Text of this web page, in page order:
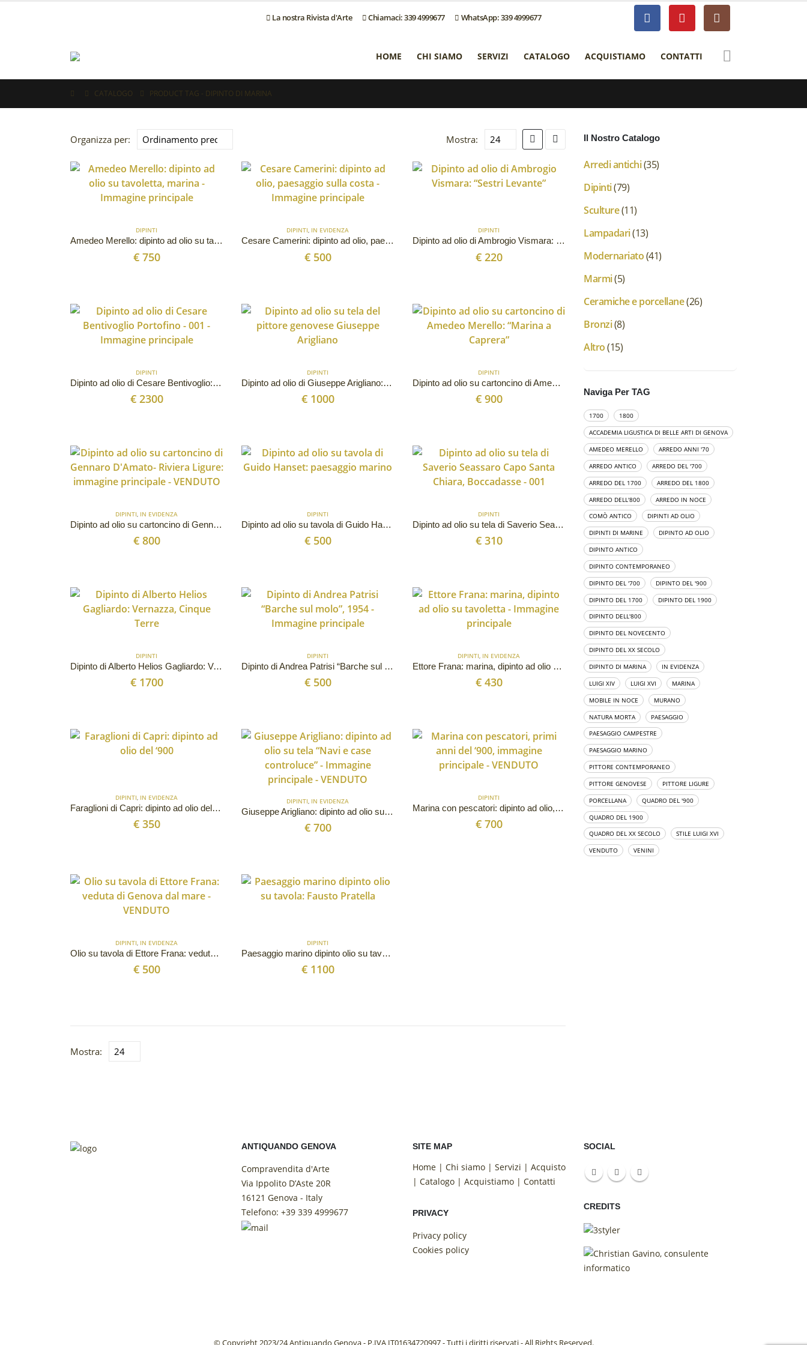
La nostra Rivista d'Arte Chiamaci: 339 4999677 WhatsApp: 339 4999677
HOME CHI SIAMO SERVIZI CATALOGO ACQUISTIAMO CONTATTI
CATALOGO PRODUCT TAG - DIPINTO DI MARINA
Organizza per: Mostra:
DIPINTI
Amedeo Merello: dipinto ad olio su tavoletta, marina
€750
DIPINTI, IN EVIDENZA
Cesare Camerini: dipinto ad olio, paesaggio sulla costa
€500
DIPINTI
Dipinto ad olio di Ambrogio Vismara: “Sestri Levante”
€220
DIPINTI
Dipinto ad olio di Cesare Bentivoglio: “Portofino”
€2300
DIPINTI
Dipinto ad olio di Giuseppe Arigliano: veduta subacquea
€1000
DIPINTI
Dipinto ad olio su cartoncino di Amedeo Merello: “Marina a Caprera”
€900
DIPINTI IN EVIDENZA
Dipinto ad olio su cartoncino di Gennaro D’Amato: Riviera Ligure
€800
DIPINTI
Dipinto ad olio su tavola di Guido Hanset: paesaggio marino
€500
DIPINTI
Dipinto ad olio su tela di Saverio Seassaro: Capo Santa Chiara, Boccadasse
€310
DIPINTI
Dipinto di Alberto Helios Gagliardo: Vernazza, Cinque Terre
€1700
DIPINTI
Dipinto di Andrea Patrisi “Barche sul molo”, 1954
€500
DIPINTI, IN EVIDENZA
Ettore Frana: marina, dipinto ad olio su tavoletta
€430
DIPINTI, IN EVIDENZA
Faraglioni di Capri: dipinto ad olio del ‘900
€350
DIPINTI, IN EVIDENZA
Giuseppe Arigliano: dipinto ad olio su tela “Navi e case controluce”
€700
DIPINTI
Marina con pescatori: dipinto ad olio, primi del ‘900
€700
DIPINTI, IN EVIDENZA
Olio su tavola di Ettore Frana: veduta di Genova dal mare
€500
DIPINTI
Paesaggio marino dipinto olio su tavola: Fausto Pratella
€1100
Mostra:
Il Nostro Catalogo
Arredi antichi(35)
Dipinti(79)
Sculture(11)
Lampadari(13)
Modernariato(41)
Marmi(5)
Ceramiche e porcellane(26)
Bronzi(8)
Altro(15)
Naviga Per TAG
1700
1800
ACCADEMIA LIGUSTICA DI BELLE ARTI DI GENOVA
AMEDEO MERELLO
ARREDO ANNI '70
ARREDO ANTICO
ARREDO DEL '700
ARREDO DEL 1700
ARREDO DEL 1800
ARREDO DELL'800
ARREDO IN NOCE
COMÒ ANTICO
DIPINTI AD OLIO
DIPINTI DI MARINE
DIPINTO AD OLIO
DIPINTO ANTICO
DIPINTO CONTEMPORANEO
DIPINTO DEL '700
DIPINTO DEL '900
DIPINTO DEL 1700
DIPINTO DEL 1900
DIPINTO DELL'800
DIPINTO DEL NOVECENTO
DIPINTO DEL XX SECOLO
DIPINTO DI MARINA
IN EVIDENZA
LUIGI XIV
LUIGI XVI
MARINA
MOBILE IN NOCE
MURANO
NATURA MORTA
PAESAGGIO
PAESAGGIO CAMPESTRE
PAESAGGIO MARINO
PITTORE CONTEMPORANEO
PITTORE GENOVESE
PITTORE LIGURE
PORCELLANA
QUADRO DEL '900
QUADRO DEL 1900
QUADRO DEL XX SECOLO
STILE LUIGI XVI
VENDUTO
VENINI
ANTIQUANDO GENOVA
Compravendita d'Arte
Via Ippolito D’Aste 20R
16121 Genova - Italy
Telefono: +39 339 4999677
SITE MAP
Home | Chi siamo | Servizi | Acquisto
| Catalogo | Acquistiamo | Contatti
PRIVACY
Privacy policy
Cookies policy
SOCIAL
CREDITS
© Copyright 2023/24 Antiquando Genova - P.IVA IT01634720997 - Tutti i diritti riservati - All Rights Reserved.